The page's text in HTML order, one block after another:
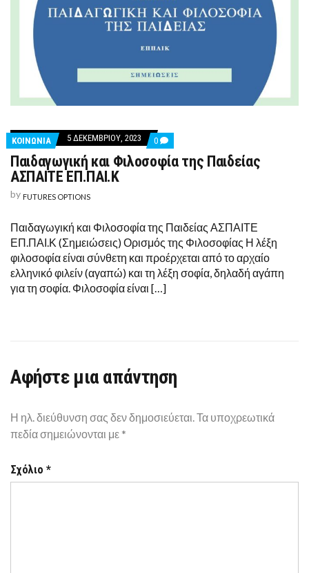
ΚΟΙΝΩΝΙΑ 5 ΔΕΚΕΜΒΡΊΟΥ, 2023 0 COMMENTS
ON
ΠΑΙΔΑΓΩΓΙΚΉ
ΚΑΙ
ΕΠ.ΠΑΙ.Κ
Παιδαγωγική και Φιλοσοφία της Παιδείας
ΑΣΠΑΙΤΕ ΕΠ.ΠΑΙ.Κ
by FUTURES OPTIONS
Παιδαγωγική και Φιλοσοφία της Παιδείας ΑΣΠΑΙΤΕ
ΕΠ.ΠΑΙ.Κ (Σημειώσεις) Ορισμός της Φιλοσοφίας Η λέξη
φιλοσοφία είναι σύνθετη και προέρχεται από το αρχαίο
ελληνικό φιλείν (αγαπώ) και τη λέξη σοφία, δηλαδή αγάπη
για τη σοφία. Φιλοσοφία είναι […]
Αφήστε μια απάντηση
Η ηλ. διεύθυνση σας δεν δημοσιεύεται.Τα υποχρεωτικά
πεδία σημειώνονται με *
Σχόλιο *